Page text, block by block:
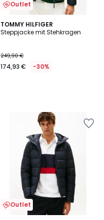
Outlet
TOMMY HILFIGER
Steppjacke mit Stehkragen
249,90 €
174,93 € -30%
Outlet